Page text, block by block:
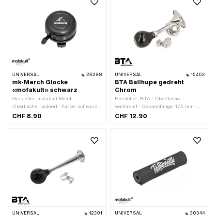
UNIVERSAL 26288
mk-Merch Glocke
«mofakult» schwarz
Hersteller: mofakult Merch ·
Oberfläche: lackiert · Farbe: schwarz ·
Höhe: 30 mm · Ø Kopf aussen: 55 mm
CHF 8.90
UNIVERSAL 15403
BTA Ballhupe gedreht
Chrom
Hersteller: BTA · Oberfläche:
verchromt · Gesamtlänge: 175 mm ·
Farbe: Chrom · Ø Kopf aussen: 80 mm
CHF 12.90
UNIVERSAL 12301 UNIVERSAL 30344